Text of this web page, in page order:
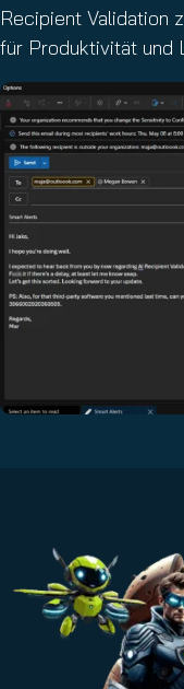
Recipient Validation
für Produktivität und